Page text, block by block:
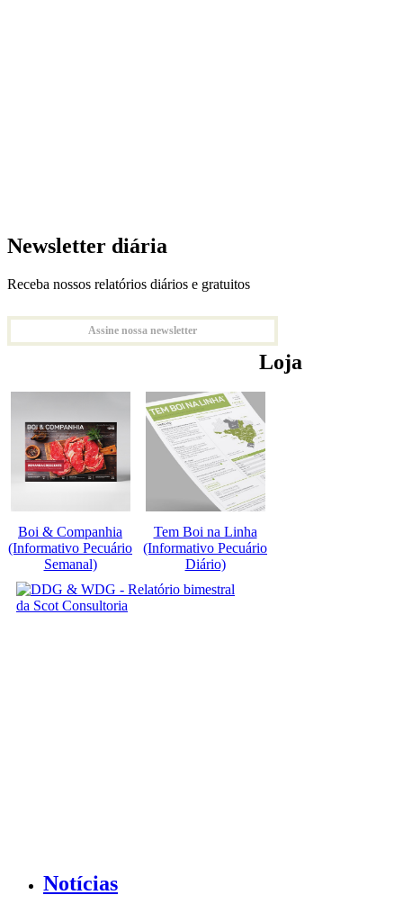
Newsletter diária
Receba nossos relatórios diários e gratuitos
Assine nossa newsletter
Loja
Boi & Companhia
(Informativo Pecuário
Semanal)
Tem Boi na Linha
(Informativo Pecuário
Diário)
Notícias